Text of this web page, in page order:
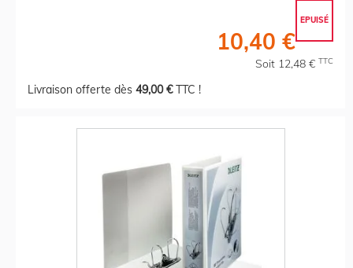
EPUISÉ
10,40 €
Soit 12,48 € TTC
Livraison offerte dès 49,00 €TTC !